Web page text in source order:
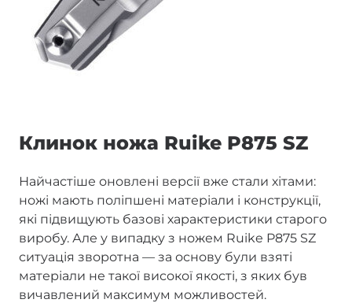
Клинок ножа Ruike P875 SZ
Найчастіше оновлені версії вже стали хітами:
ножі мають поліпшені матеріали і конструкції,
які підвищують базові характеристики старого
виробу. Але у випадку з ножем Ruike P875 SZ
ситуація зворотна — за основу були взяті
матеріали не такої високої якості, з яких був
вичавлений максимум можливостей.